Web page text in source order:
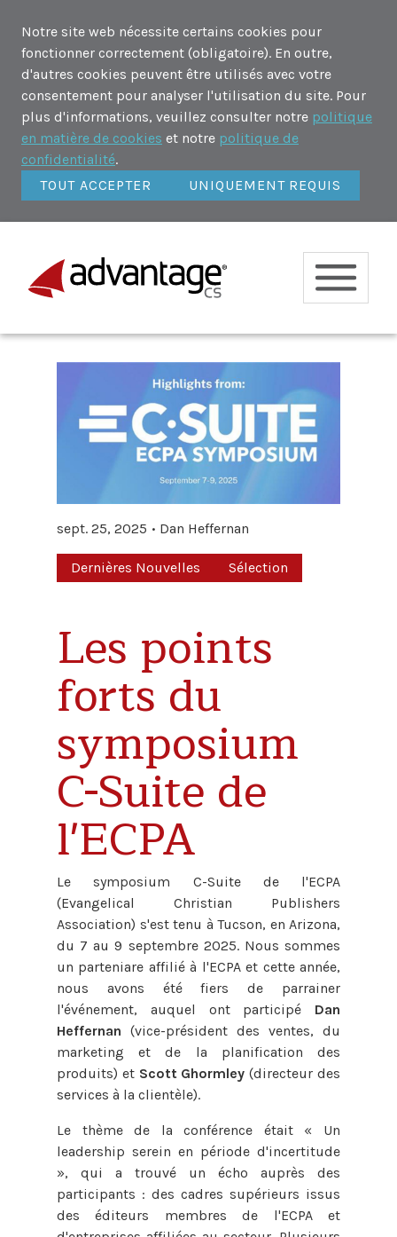
Notre site web nécessite certains cookies pour
fonctionner correctement (obligatoire). En outre,
d'autres cookies peuvent être utilisés avec votre
consentement pour analyser l'utilisation du site. Pour
plus d'informations, veuillez consulter notre politique
en matière de cookies et notre politique de
confidentialité.
TOUT ACCEPTER
UNIQUEMENT REQUIS
sept. 25, 2025 Dan Heffernan
Dernières Nouvelles Sélection
Les points
forts du
symposium
C-Suite de
l'ECPA
Le symposium C-Suite de l'ECPA
(Evangelical Christian Publishers
Association) s'est tenu à Tucson, en Arizona,
du 7 au 9 septembre 2025. Nous sommes
un parteniare affilié à l'ECPA et cette année,
nous avons été fiers de parrainer
l'événement, auquel ont participé Dan
Heffernan (vice-président des ventes, du
marketing et de la planification des
produits) et Scott Ghormley (directeur des
services à la clientèle).
Le thème de la conférence était « Un
leadership serein en période d'incertitude
», qui a trouvé un écho auprès des
participants : des cadres supérieurs issus
des éditeurs membres de l'ECPA et